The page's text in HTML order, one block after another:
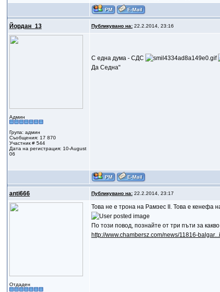
Йордан_13 Публикувано на:22.2.2014, 23:16
Админ
Група: админ
Съобщения: 17 870
Участник # 544
Дата на регистрация: 10-August
06
С една дума - СДС
Да Седна"
anti666 Публикувано на:22.2.2014, 23:17
Отдаден
Това не е трона на Рамзес II. Това е кенефа
По този повод, познайте от три пъти за
http://www.chambersz.com/news/11816-